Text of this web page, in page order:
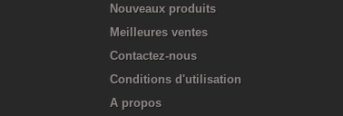
Nouveaux produits
Meilleures ventes
Contactez-nous
Conditions d'utilisation
A propos